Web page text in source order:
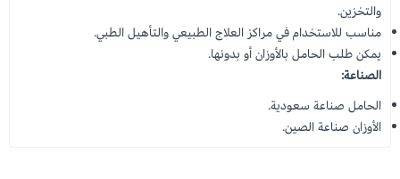
والتخزين.
مناسب للاستخدام في مراكز العلاج الطبيعي والتأهيل الطبي.
يمكن طلب الحامل بالأوزان أو بدونها.
الصناعة:
الحامل صناعة سعودية.
الأوزان صناعة الصين.